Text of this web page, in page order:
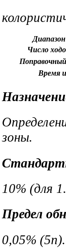
Число
Время
зоны.
10% (для
Предел
0,05% (5n).